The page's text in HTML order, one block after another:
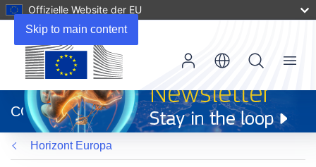
Skip to main content
Offizielle Website der EU
neuem
Fenster)
CORDIS
Menu
Horizont Europa